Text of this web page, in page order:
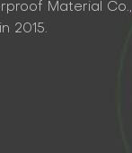
Material Co.,
2015.